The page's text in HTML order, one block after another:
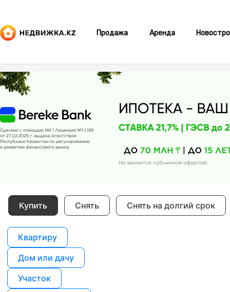
Продажа Аренда
Купить Снять Снять на долгий срок
Квартиру
Дом или дачу
Участок